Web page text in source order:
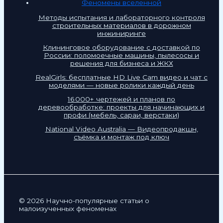
Феномены вселенной
Методы испытания и лабораторного контроля
строительных материалов в дорожном
инжиниринге
Клининговое оборудование с доставкой по
России: поломоечные машины, пылесосы и
решения для бизнеса и ЖКХ
RealGirls: бесплатные HD Live Cam видео и чат с
моделями — новые ролики каждый день
16 000+ чертежей и планов по
деревообработке: проекты для начинающих и
профи (мебель, сараи, верстаки)
National Video Australia — Видеопродакшн,
съёмка и монтаж под ключ
© 2026 Научно-популярные статьи о
малоизученных феноменах